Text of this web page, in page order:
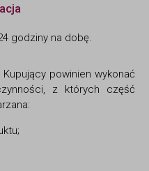
godziny na dobę.
powinien wykonać
z których część